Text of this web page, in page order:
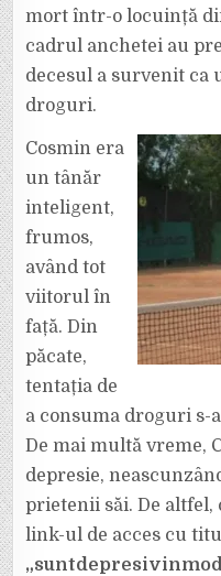
mort într-o locuință
cadrul anchetei au
decesul a survenit ca
droguri.
Cosmin era
un tânăr
inteligent,
frumos,
având tot
viitorul în
față. Din
păcate,
tentația de
a consuma droguri s-
De mai multă vreme,
depresie,
prietenii săi. De altfel,
link-ul de acces cu